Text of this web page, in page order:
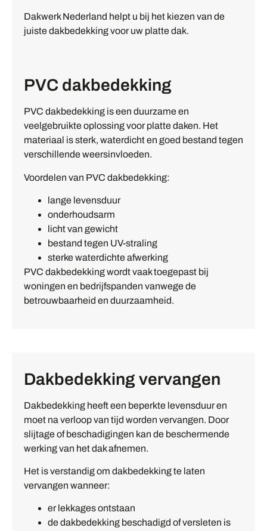
Dakwerk Nederland helpt u bij het kiezen van de
juiste dakbedekking voor uw platte dak.
PVC dakbedekking
PVC dakbedekking is een duurzame en
veelgebruikte oplossing voor platte daken. Het
materiaal is sterk, waterdicht en goed bestand tegen
verschillende weersinvloeden.
Voordelen van PVC dakbedekking:
lange levensduur
onderhoudsarm
licht van gewicht
bestand tegen UV-straling
sterke waterdichte afwerking
PVC dakbedekking wordt vaak toegepast bij
woningen en bedrijfspanden vanwege de
betrouwbaarheid en duurzaamheid.
Dakbedekking vervangen
Dakbedekking heeft een beperkte levensduur en
moet na verloop van tijd worden vervangen. Door
slijtage of beschadigingen kan de beschermende
werking van het dak afnemen.
Het is verstandig om dakbedekking te laten
vervangen wanneer:
er lekkages ontstaan
de dakbedekking beschadigd of versleten is